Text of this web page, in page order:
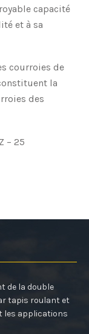
capacité
et à sa
courroies de
la
des
– 25
de la double
tapis roulant et
les applications